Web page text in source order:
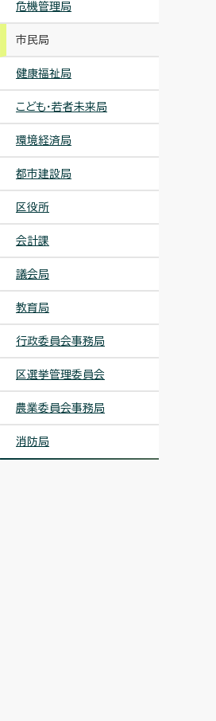
危機管理局
市民局
健康福祉局
こども・若者未来局
環境経済局
都市建設局
区役所
会計課
議会局
教育局
行政委員会事務局
区選挙管理委員会
農業委員会事務局
消防局